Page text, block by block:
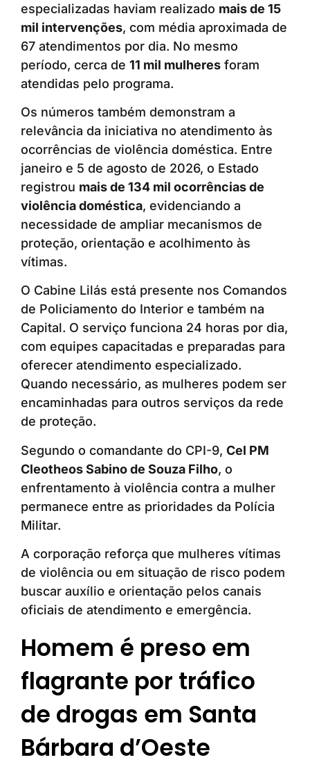
especializadas haviam realizado mais de 15
mil intervenções, com média aproximada de
67 atendimentos por dia. No mesmo
período, cerca de 11 mil mulheres foram
atendidas pelo programa.
Os números também demonstram a
relevância da iniciativa no atendimento às
ocorrências de violência doméstica. Entre
janeiro e 5 de agosto de 2026, o Estado
registrou mais de 134 mil ocorrências de
violência doméstica, evidenciando a
necessidade de ampliar mecanismos de
proteção, orientação e acolhimento às
vítimas.
O Cabine Lilás está presente nos Comandos
de Policiamento do Interior e também na
Capital. O serviço funciona 24 horas por dia,
com equipes capacitadas e preparadas para
oferecer atendimento especializado.
Quando necessário, as mulheres podem ser
encaminhadas para outros serviços da rede
de proteção.
Segundo o comandante do CPI-9, Cel PM
Cleotheos Sabino de Souza Filho, o
enfrentamento à violência contra a mulher
permanece entre as prioridades da Polícia
Militar.
A corporação reforça que mulheres vítimas
de violência ou em situação de risco podem
buscar auxílio e orientação pelos canais
oficiais de atendimento e emergência.
Homem é preso em
flagrante por tráfico
de drogas em Santa
Bárbara d’Oeste